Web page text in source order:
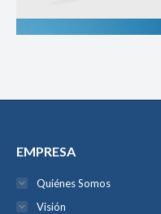
EMPRESA
Quiénes Somos
Visión